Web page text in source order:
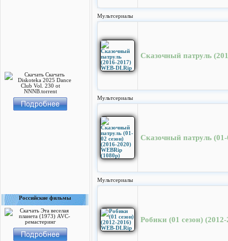
Российские фильмы
Мультсериалы
Сказочный патруль
Мультсериалы
Сказочный патруль (01-
Мультсериалы
Робики (01 cезон)